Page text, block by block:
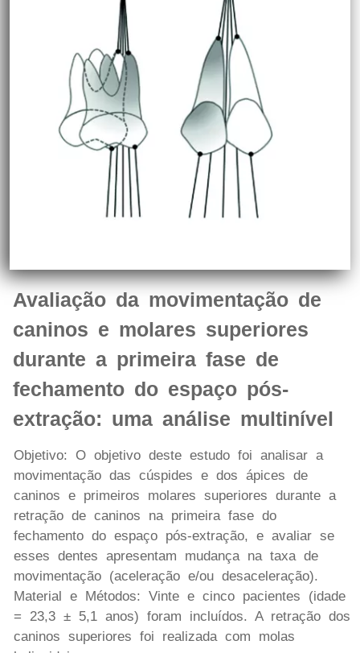
Avaliação da movimentação de
caninos e molares superiores
durante a primeira fase de
fechamento do espaço pós-
extração: uma análise multinível
Objetivo: O objetivo deste estudo foi analisar a
movimentação das cúspides e dos ápices de
caninos e primeiros molares superiores durante a
retração de caninos na primeira fase do
fechamento do espaço pós-extração, e avaliar se
esses dentes apresentam mudança na taxa de
movimentação (aceleração e/ou desaceleração).
Material e Métodos: Vinte e cinco pacientes (idade
= 23,3 ± 5,1 anos) foram incluídos. A retração dos
caninos superiores foi realizada com molas